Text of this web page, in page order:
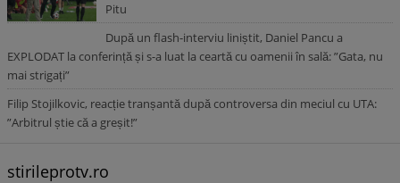
Pitu
După un flash-interviu liniștit, Daniel Pancu a
EXPLODAT la conferință și s-a luat la ceartă cu oamenii în sală: ”Gata, nu
mai strigați”
Filip Stojilkovic, reacție tranșantă după controversa din meciul cu UTA:
”Arbitrul știe că a greșit!”
stirileprotv.ro